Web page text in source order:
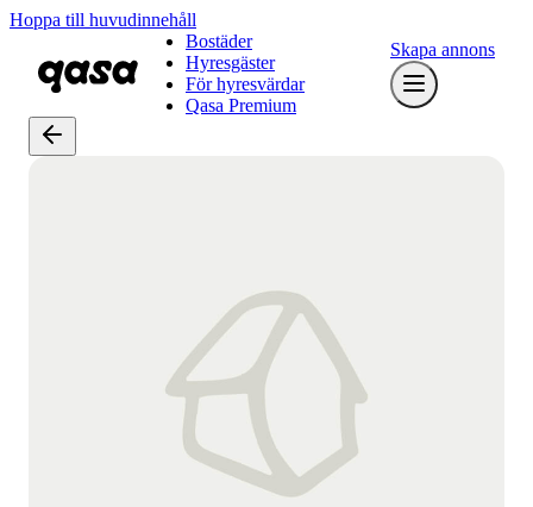
Hoppa till huvudinnehåll
Bostäder
Hyresgäster
För hyresvärdar
Qasa Premium
Skapa annons